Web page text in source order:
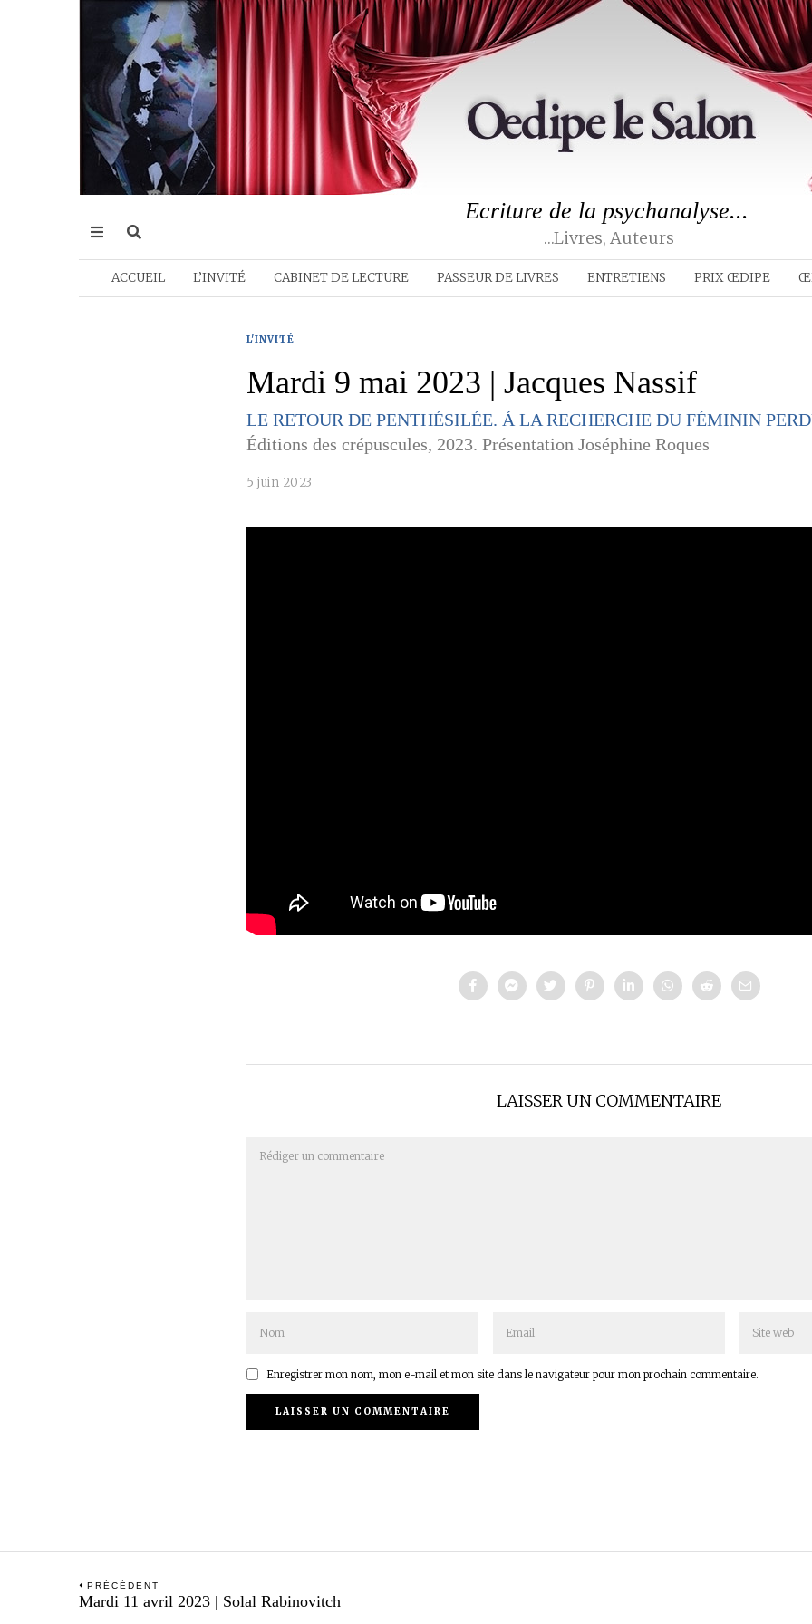
Ecriture de la psychanalyse...
…livres, Auteurs
ACCUEIL L’INVITÉ CABINET DE LECTURE PASSEUR DE LIVRES ENTRETIENS PRIX ŒDIPE
L'INVITÉ
Mardi 9 mai 2023 | Jacques Nassif
LE RETOUR DE PENTHÉSILÉE. Á LA RECHERCHE DU FÉMININ
Éditions des crépuscules, 2023. Présentation Joséphine Roques
5 juin 2023
LAISSER UN COMMENTAIRE
Enregistrer mon nom, mon e-mail et mon site dans le navigateur pour mon prochain commentaire.
Navigation
de
PRÉCÉDENT
Previous
Mardi 11 avril 2023 | Solal Rabinovitch